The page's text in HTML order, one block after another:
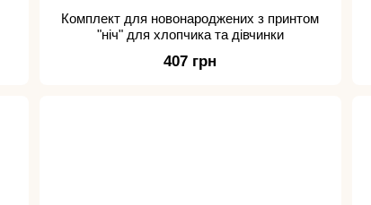
Комплект для новонароджених з принтом
"ніч" для хлопчика та дівчинки
407 грн